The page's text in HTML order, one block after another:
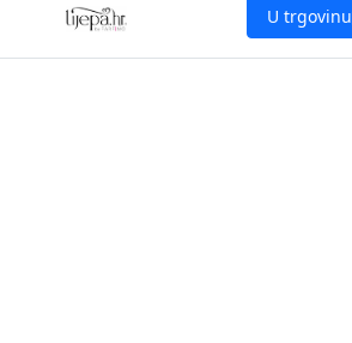
U trgovinu